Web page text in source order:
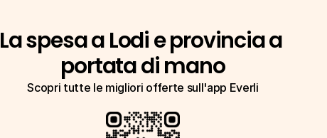
La spesa a Lodi e provincia a
portata di mano
Scopri tutte le migliori offerte sull'app Everli